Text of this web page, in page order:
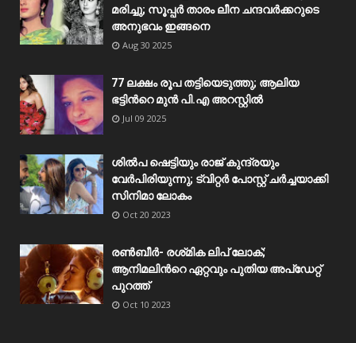
മരിച്ചു; സൂപ്പർ താരം ലീന ചന്ദവർക്കറുടെ
അനുഭവം ഇങ്ങനെ
Aug 30 2025
77 ലക്ഷം രൂപ തട്ടിയെടുത്തു; ആലിയ
ഭട്ടിന്‍റെ മുൻ പി.എ അറസ്റ്റിൽ
Jul 09 2025
ശിൽപ ഷെട്ടിയും രാജ് കുന്ദ്രയും
വേർപിരിയുന്നു; ട്വിറ്റർ പോസ്റ്റ് ചർച്ചയാക്കി
സിനിമാ ലോകം
Oct 20 2023
രൺബീർ- രശ്‌മിക ലിപ് ലോക്;
ആനിമലിന്‍റെ ഏറ്റവും പുതിയ അപ്‌ഡേറ്റ്
പുറത്ത്
Oct 10 2023